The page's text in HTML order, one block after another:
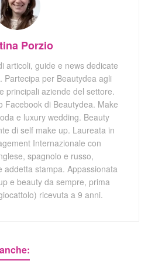
Porzio
articoli, guide e news dedicate
Partecipa per Beautydea agli
principali aziende del settore.
Facebook di Beautydea. Make
e luxury wedding. Beauty
di self make up. Laureata in
Internazionale con
spagnolo e russo,
addetta stampa. Appassionata
e beauty da sempre, prima
ricevuta a 9 anni.